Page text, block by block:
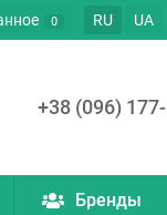
0 RU UA
+38 (096)
Бренды